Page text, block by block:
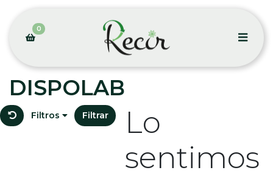
0
DISPOLAB
Filtros Filtrar
Lo
sentimos